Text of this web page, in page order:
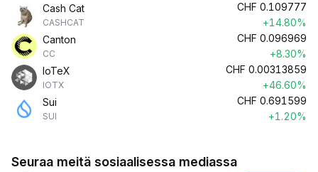
Cash Cat
CASHCAT
CHF 0.109777
+14.80%
Canton
CC
CHF 0.096969
+8.30%
IoTeX
IOTX
CHF 0.00313859
+46.60%
Sui
SUI
CHF 0.691599
+1.20%
Seuraa meitä sosiaalisessa mediassa